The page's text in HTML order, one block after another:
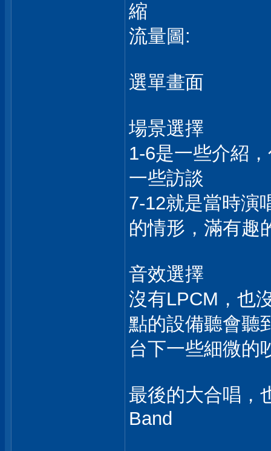
縮
流量圖:
選單畫面
場景選擇
1-6是一些介紹
一些訪談
7-12就是當時演
的情形，滿有趣
音效選擇
沒有LPCM，也
點的設備聽會聽
台下一些細微的
最後的大合唱，
Band